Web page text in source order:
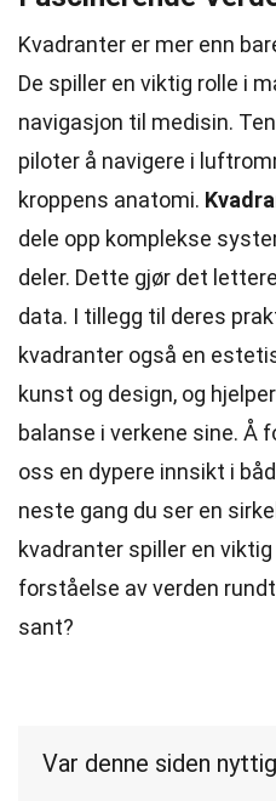
Kvadranter er mer enn
De spiller en viktig rolle i
navigasjon til medisin.
piloter å navigere i
kroppens anatomi.
dele opp komplekse
deler. Dette gjør det
data. I tillegg til deres
kvadranter også en
kunst og design, og
balanse i verkene sine. Å
oss en dypere innsikt i
neste gang du ser en
kvadranter spiller en
forståelse av verden
sant?
Var denne siden